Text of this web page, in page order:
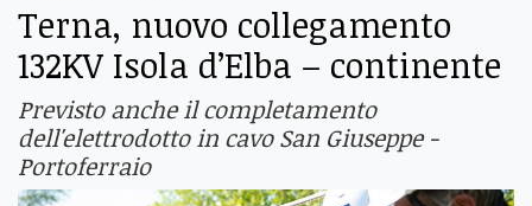
Terna, nuovo collegamento
132KV Isola d’Elba – continente
Previsto anche il completamento
dell'elettrodotto in cavo San Giuseppe -
Portoferraio